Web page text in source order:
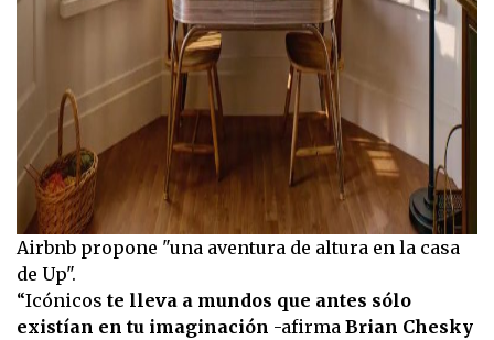
Airbnb propone "una aventura de altura en la casa
de Up".
“Icónicos te lleva a mundos que antes sólo
existían en tu imaginación -afirma Brian Chesky